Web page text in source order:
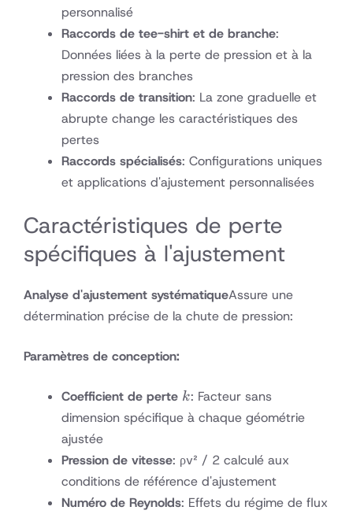
personnalisé
Raccords de tee-shirt et de branche:
Données liées à la perte de pression et à la
pression des branches
Raccords de transition: La zone graduelle et
abrupte change les caractéristiques des
pertes
Raccords spécialisés: Configurations uniques
et applications d'ajustement personnalisées
Caractéristiques de perte
spécifiques à l'ajustement
Analyse d'ajustement systématiqueAssure une
détermination précise de la chute de pression:
Paramètres de conception:
Coefficient de perte k
k: Facteur sans
dimension spécifique à chaque géométrie
ajustée
Pression de vitesse: ρv² / 2 calculé aux
conditions de référence d'ajustement
Numéro de Reynolds: Effets du régime de flux